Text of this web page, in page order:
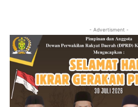
- Advertisment -